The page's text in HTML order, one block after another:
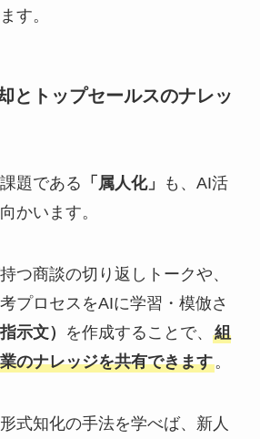
す。
とトップセールスのナレッ
題である 「属人化」
も、AI活
かいます。
つ商談の切り返しトークや、
プロセスをAIに学習・模倣さ
示文） を作成することで、 組
のナレッジを共有できます。
式知化の手法を学べば、新人